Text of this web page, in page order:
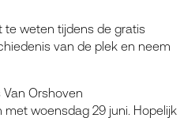
te weten tijdens de gratis
van de plek en neem
Orshoven
woensdag 29 juni. Hopelijk